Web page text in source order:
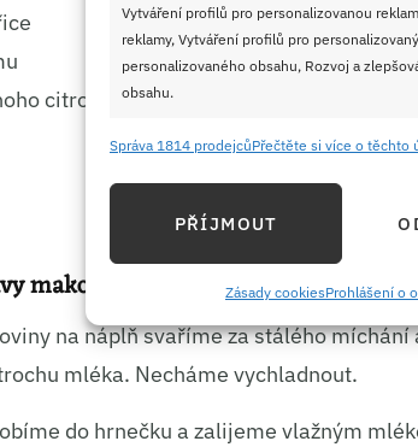
Vytváření profilů pro personalizovanou
reklamy, Vytváření profilů pro
personalizovaného obsahu, Rozvoj a
obsahu.
Funkce
Identifikace zařízení na základě automaticky
Používání přesných údajů o
základě aktivně vyžádaných
Zajištění bezpečnosti, předcházení
odstraňování chyb, Poskytování a
Správa 1814 prodejcůPřečtěte si více o těchto
PŘÍJMOUT
Zásady cookiesProhlášení o
citronu
makových rohlíčků
na náplň svaříme za stálého míchání
mléka. Necháme vychladnout.
do hrnečku a zalijeme vlažným